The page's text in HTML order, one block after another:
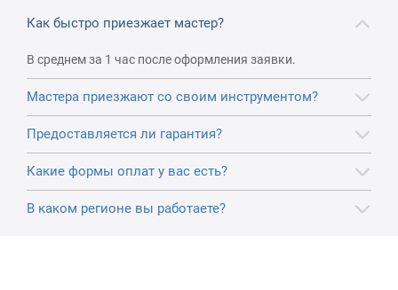
Как быстро приезжает мастер?
В среднем за 1 час после оформления заявки.
Мастера приезжают со своим инструментом?
Предоставляется ли гарантия?
Какие формы оплат у вас есть?
В каком регионе вы работаете?